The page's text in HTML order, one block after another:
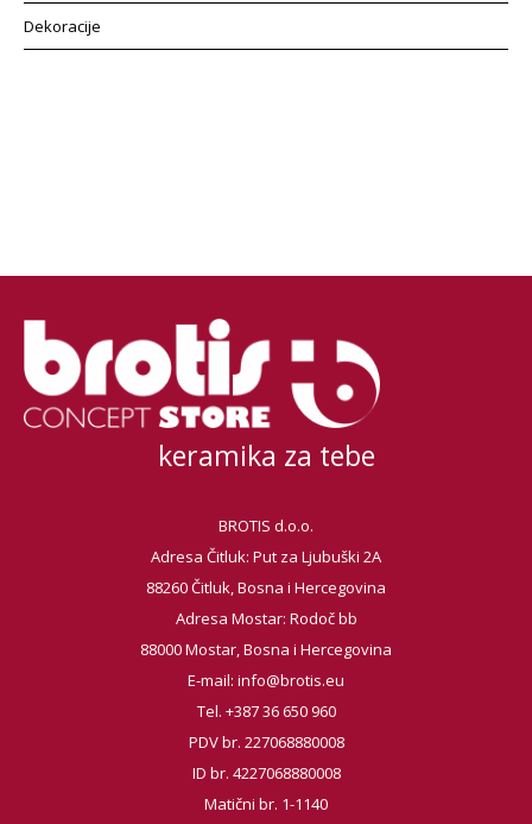
Dekoracije
keramika za tebe
BROTIS d.o.o.
Adresa Čitluk: Put za Ljubuški 2A
88260 Čitluk, Bosna i Hercegovina
Adresa Mostar: Rodoč bb
88000 Mostar, Bosna i Hercegovina
E-mail: info@brotis.eu
Tel. +387 36 650 960
PDV br. 227068880008
ID br. 4227068880008
Matični br. 1-1140